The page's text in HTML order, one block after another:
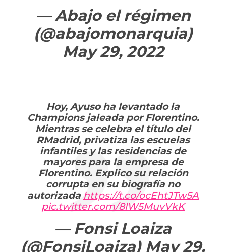
— Abajo el régimen
(@abajomonarquia)
May 29, 2022
Hoy, Ayuso ha levantado la
Champions jaleada por Florentino.
Mientras se celebra el título del
RMadrid, privatiza las escuelas
infantiles y las residencias de
mayores para la empresa de
Florentino. Explico su relación
corrupta en su biografía no
autorizada https://t.co/ocEhtJTw5A
pic.twitter.com/8lW5MuvVkK
— Fonsi Loaiza
(@FonsiLoaiza) May 29,